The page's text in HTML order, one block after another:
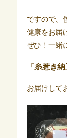
ですので、
健康をお届
ぜひ！一緒
「糸惹き
お届けして